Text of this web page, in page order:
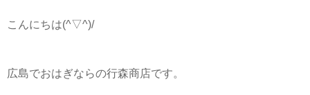
こんにちは(^▽^)/
広島でおはぎならの行森商店です。